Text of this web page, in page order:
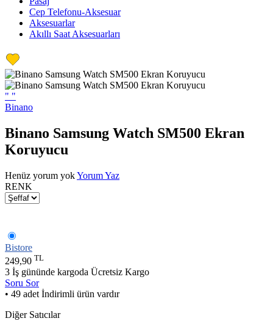
Cep Telefonu-Aksesuar
Aksesuarlar
Akıllı Saat Aksesuarları
" "
Binano
Binano Samsung Watch SM500 Ekran
Koruyucu
Henüz yorum yokYorum Yaz
RENK
Bistore
249,90 TL
3 İş gününde kargoda Ücretsiz Kargo
Soru Sor
• 49 adet İndirimli ürün vardır
Diğer Satıcılar